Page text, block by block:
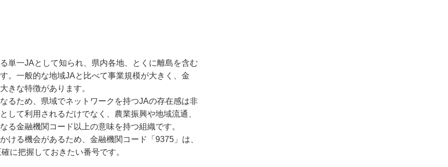
単一JAとして知られ、県内各地、とくに離島を含む
。一般的な地域JAと比べて事業規模が大きく、金
きな特徴があります。
るため、県域でネットワークを持つJAの存在感は非
して利用されるだけでなく、農業振興や地域流通、
る金融機関コード以上の意味を持つ組織です。
ける機会があるため、金融機関コード「9375」は、
に把握しておきたい番号です。